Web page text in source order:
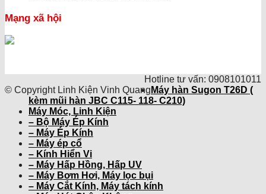
Mạng xã hội
Hotline tư vấn: 0908101011
© Copyright Linh Kiện Vinh Quang Máy hàn Sugon T26D (
kèm mũi hàn JBC C115- 118- C210)
Máy Móc, Linh Kiện
– Bộ Máy Ép Kính
– Máy Ép Kính
– Máy ép cổ
– Kính Hiển Vi
– Máy Hấp Hồng, Hấp UV
– Máy Bơm Hơi, Máy lọc bụi
– Máy Cắt Kính, Máy tách kính